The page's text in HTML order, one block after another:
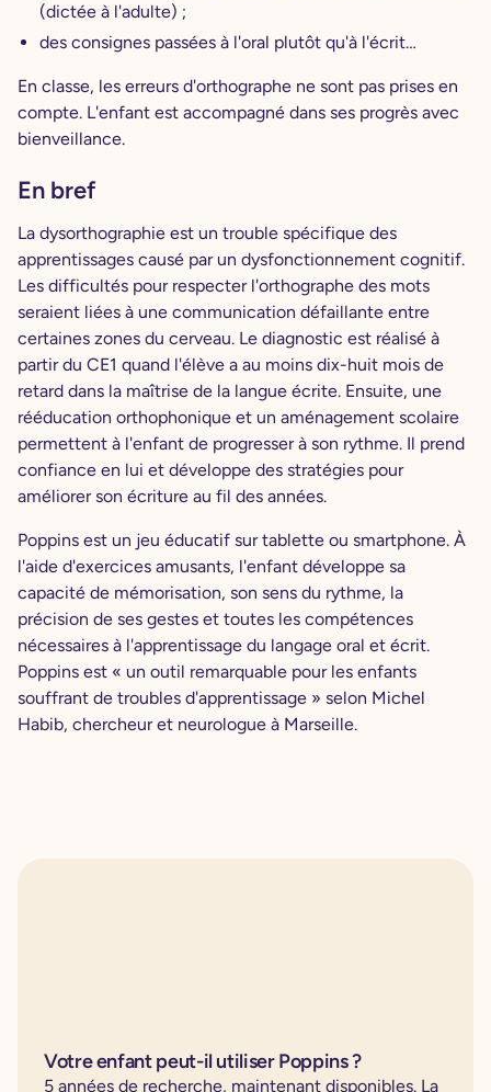
(dictée à l'adulte) ;
des consignes passées à l'oral plutôt qu'à l'écrit…
En classe, les erreurs d'orthographe ne sont pas prises en
compte. L'enfant est accompagné dans ses progrès avec
bienveillance.
En bref
La dysorthographie est un trouble spécifique des
apprentissages causé par un dysfonctionnement cognitif.
Les difficultés pour respecter l'orthographe des mots
seraient liées à une communication défaillante entre
certaines zones du cerveau. Le diagnostic est réalisé à
partir du CE1 quand l'élève a au moins dix-huit mois de
retard dans la maîtrise de la langue écrite. Ensuite, une
rééducation orthophonique et un aménagement scolaire
permettent à l'enfant de progresser à son rythme. Il prend
confiance en lui et développe des stratégies pour
améliorer son écriture au fil des années.
Poppins est un jeu éducatif sur tablette ou smartphone. À
l'aide d'exercices amusants, l'enfant développe sa
capacité de mémorisation, son sens du rythme, la
précision de ses gestes et toutes les compétences
nécessaires à l'apprentissage du langage oral et écrit.
Poppins est « un outil remarquable pour les enfants
souffrant de troubles d'apprentissage » selon Michel
Habib, chercheur et neurologue à Marseille.
Votre enfant peut-il utiliser Poppins ?
5 années de recherche, maintenant disponibles. La